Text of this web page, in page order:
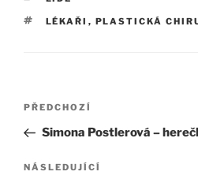
ŠTÍTKY
LÉKAŘI , PLASTICKÁ
Navigace
příspěvek
Předchozí
příspěvek
PŘEDCHOZÍ
Simona Postlerová –
Následující
NÁSLEDUJÍCÍ